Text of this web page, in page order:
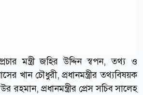
মন্ত্রী জহির উদ্দিন স্বপন, তথ্য ও
খান চৌধুরী, প্রধানমন্ত্রীর তথ্যবিষয়ক
রহমান, প্রধানমন্ত্রীর প্রেস সচিব সালেহ